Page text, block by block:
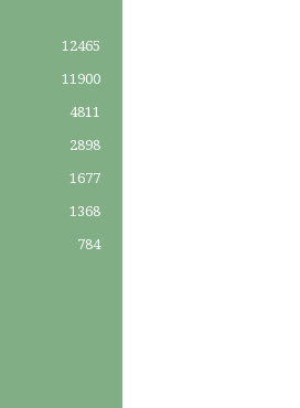
12465
11900
4811
2898
1677
1368
784